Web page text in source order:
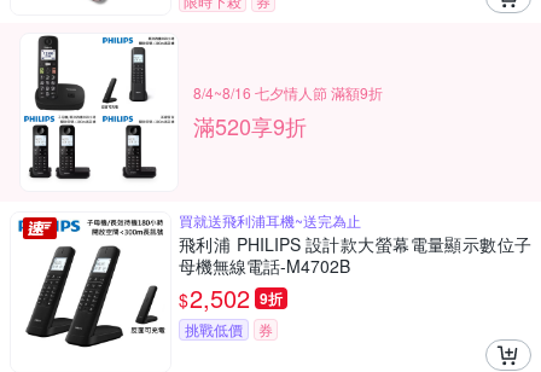
8/4~8/16 七夕情人節 滿額9折
滿520享9折
買就送飛利浦耳機~送完為止
飛利浦 PHILIPS 設計款大螢幕電量顯示數位子
母機無線電話-M4702B
$2,502 9折
挑戰低價 券